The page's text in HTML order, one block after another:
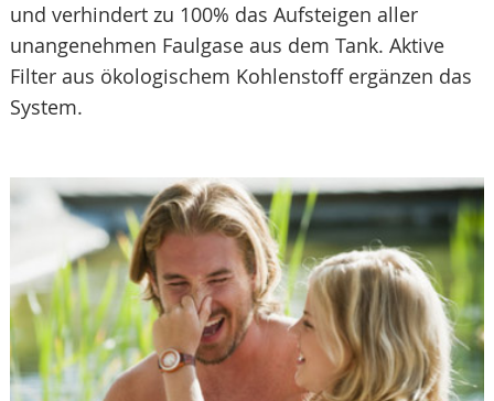
und verhindert zu 100% das Aufsteigen aller
unangenehmen Faulgase aus dem Tank. Aktive
Filter aus ökologischem Kohlenstoff ergänzen das
System.